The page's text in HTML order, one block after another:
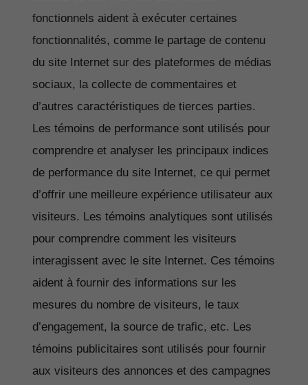
fonctionnels aident à exécuter certaines
fonctionnalités, comme le partage de contenu
du site Internet sur des plateformes de médias
sociaux, la collecte de commentaires et
d’autres caractéristiques de tierces parties.
Les témoins de performance sont utilisés pour
comprendre et analyser les principaux indices
de performance du site Internet, ce qui permet
d’offrir une meilleure expérience utilisateur aux
visiteurs. Les témoins analytiques sont utilisés
pour comprendre comment les visiteurs
interagissent avec le site Internet. Ces témoins
aident à fournir des informations sur les
mesures du nombre de visiteurs, le taux
d’engagement, la source de trafic, etc. Les
témoins publicitaires sont utilisés pour fournir
aux visiteurs des annonces et des campagnes